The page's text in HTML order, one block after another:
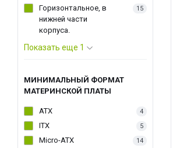
Горизонтальное, в
нижней части
корпуса.
15
Показать еще 1
МИНИМАЛЬНЫЙ ФОРМАТ
МАТЕРИНСКОЙ ПЛАТЫ
ATX 4
ITX 5
Micro-ATX 14